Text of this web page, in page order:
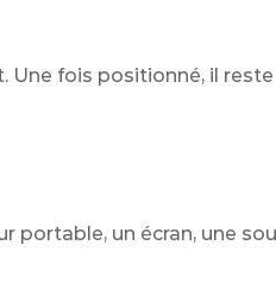
Une fois positionné, il reste
portable, un écran, une